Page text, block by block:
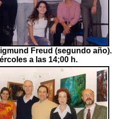
Freud (segundo año).
a las 14;00 h.